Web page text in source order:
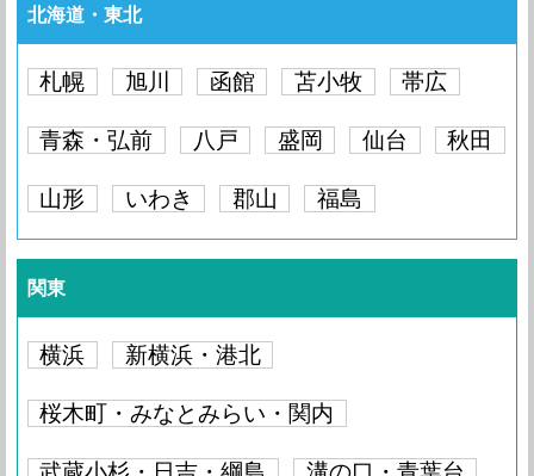
北海道・東北
札幌 旭川 函館 苫小牧 帯広
青森・弘前 八戸 盛岡 仙台 秋田
山形 いわき 郡山 福島
関東
横浜 新横浜・港北
桜木町・みなとみらい・関内